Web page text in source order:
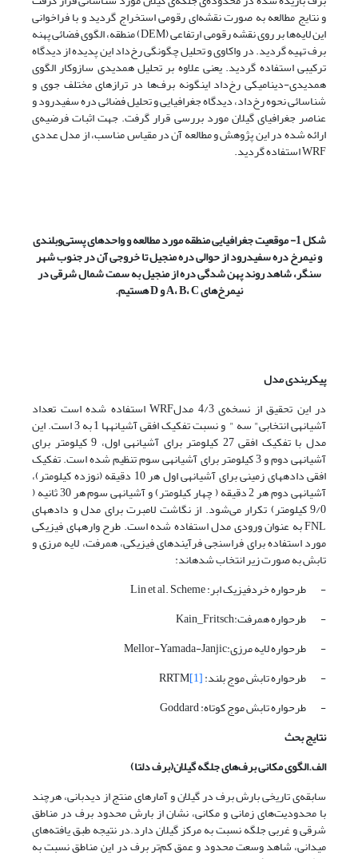
و نتایج مطالعه به صورت نقشه‌ای رقومی استخراج گردید و با فراخوانی
این لایه‌ها بر روی نقشه رقومی ارتفاعی (DEM) منطقه، الگوی فضائی پهنه
برف تهیه گردید. ‌در واکاوی و تحلیل چگونگی رخ‌داد این پدیده از دیدگاه
ترکیبی استفاده گردید. یعنی علاوه بر تحلیل همدیدی سازوکار الگوی
همدیدی-دینامیکی رخ‌داد اینگونه برف‌ها در ترازهای مختلف جوی و
شناسائی نحوه رخ‌داد، دیدگاه جغرافیایی و تحلیل فضائی دره سفیدرود و
عناصر جغرافیای گیلان مورد بررسی قرار گرفت. جهت اثبات فرضیه‌ی
ارائه شده در این پژوهش و مطالعه آن در مقیاس مناسب، از مدل عددی
WRF استفاده گردید.
شکل 1- موقعیت جغرافیایی منطقه مورد مطالعه و واحدهای پستی‌وبلندی
و نیمرخ دره سفیدرود از حوالی دره منجیل تا خروجی آن در جنوب شهر
سنگر، شاهد روند پهن شدگی دره از منجیل به سمت شمال شرقی در
نیمرخ‌های A،B،C وDهستیم.
پیکربندی مدل
در این تحقیق از نسخه‌ی 4/3 مدلWRF استفاده شده است تعداد
آشیانه­ی انتخابی" سه " و نسبت تفکیک افقی آشیانه­ها 1 به 3 است. این
مدل با تفکیک افقی 27 کیلومتر برای آشیانه­ی اول، 9 کیلومتر برای
آشیانه­ی دوم و 3 کیلومتر برای آشیانه­ی سوم تنظیم شده است. تفکیک
افقی داده­های زمینی برای آشیانه­ی اول هر 10 دقیقه (نوزده کیلومتر)،
آشیانه­ی دوم هر 2 دقیقه ( چهار کیلومتر) و آشیانه­ی سوم هر 30 ثانیه (
9/0 کیلومتر) تکرار می‌شود. از نگاشت لامبرت برای مدل و داده­های
FNL به عنوان ورودی مدل استفاده شده است. طرح واره­های فیزیکی
مورد استفاده برای فراسنجی فرآیندهای فیزیکی، همرفت، لایه مرزی و
تابش به صورت زیر انتخاب شده­اند:
- طرحواره خردفیزیک ابر: Lin et al. Scheme
- طرحواره همرفت:Kain_Fritsch
- طرحواره لایه مرزی:Mellor-Yamada-Janjic
- طرحواره تابش موج بلند: RRTM[1]
- طرحواره تابش موج کوتاه: Goddard
نتایج بحث
الف.الگوی مکانی برف‌های جلگه گیلان(برف دلتا)
سابقه‌ی تاریخی بارش برف در گیلان و آمارهای منتج از دید‌بانی، هرچند
با محدودیت‌های زمانی و مکانی، نشان از بارش محدود برف در مناطق
شرقی و غربی جلگه نسبت به مرکز گیلان دارد.در نتیجه طبق یافته‌های
میدانی، شاهد وسعت محدود و عمق کم‌تر برف در این مناطق نسبت به